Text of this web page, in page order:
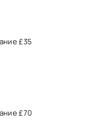
£35
£70